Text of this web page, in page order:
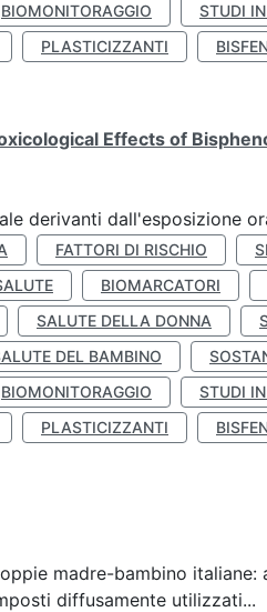
BIOMONITORAGGIO STUDI
PLASTICIZZANTI
Effects of
derivanti dall'esposizione
FATTORI DI RISCHIO
BIOMARCATORI
SALUTE DELLA DONNA
DEL BAMBINO
BIOMONITORAGGIO STUDI
PLASTICIZZANTI
madre-bambino
diffusamente utilizzati...